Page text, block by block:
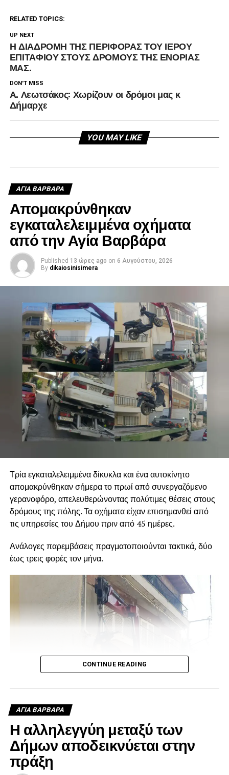
RELATED TOPICS:
UP NEXT
Η ΔΙΑΔΡΟΜΗ ΤΗΣ ΠΕΡΙΦΟΡΑΣ ΤΟΥ ΙΕΡΟΥ
ΕΠΙΤΑΦΙΟΥ ΣΤΟΥΣ ΔΡΟΜΟΥΣ ΤΗΣ ΕΝΟΡΙΑΣ
ΜΑΣ.
DON'T MISS
Α. Λεωτσάκος: Χωρίζουν οι δρόμοι μας κ
Δήμαρχε
YOU MAY LIKE
ΑΓΙΑ ΒΑΡΒΑΡΑ
Απομακρύνθηκαν
εγκαταλελειμμένα οχήματα
από την Αγία Βαρβάρα
Published 13 ώρες ago on 6 Αυγούστου, 2026
By dikaiosinisimera
Τρία εγκαταλελειμμένα δίκυκλα και ένα αυτοκίνητο
απομακρύνθηκαν σήμερα το πρωί από συνεργαζόμενο
γερανοφόρο, απελευθερώνοντας πολύτιμες θέσεις στους
δρόμους της πόλης. Τα οχήματα είχαν επισημανθεί από
τις υπηρεσίες του Δήμου πριν από 45 ημέρες.
Ανάλογες παρεμβάσεις πραγματοποιούνται τακτικά, δύο
έως τρεις φορές τον μήνα.
CONTINUE READING
ΑΓΙΑ ΒΑΡΒΑΡΑ
Η αλληλεγγύη μεταξύ των
Δήμων αποδεικνύεται στην
πράξη